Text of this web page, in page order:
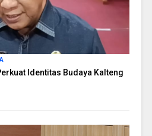
Identitas Budaya Kalteng